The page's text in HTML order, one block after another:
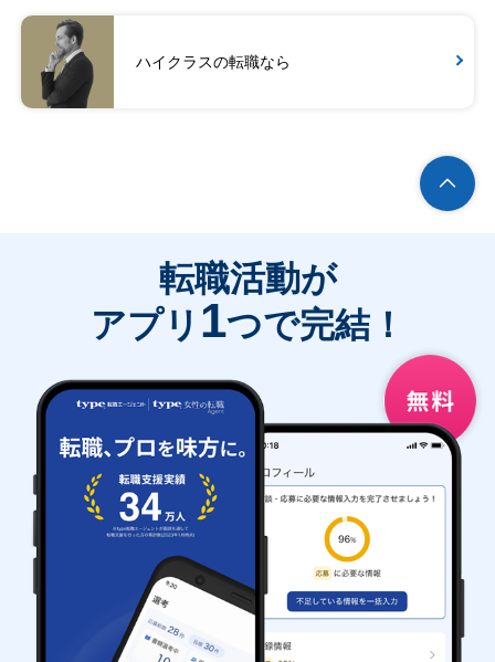
ハイクラスの転職なら
転職活動が
アプリ 1つで完結！